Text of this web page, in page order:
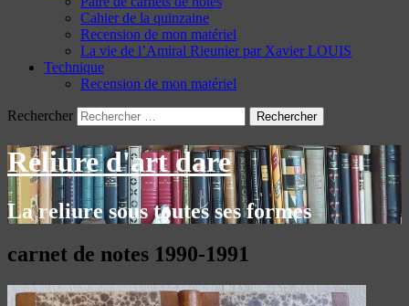
Cahier de la quinzaine
Recension de mon matériel
La vie de l’Amiral Rieunier par Xavier LOUIS
Technique
Recension de mon matériel
Rechercher
Reliure d'art dare
La reliure sous toutes ses formes
carnet de notes 1990-1991